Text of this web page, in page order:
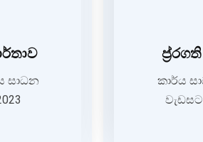
සාධන
කාර්ය සාධන
වාර්තාව 2023
කාර්ය